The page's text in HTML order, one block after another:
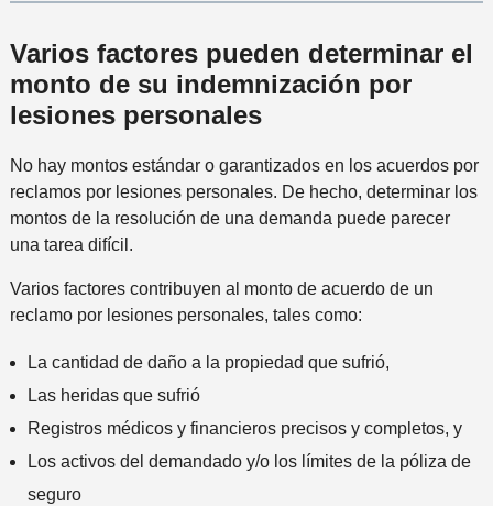
Varios factores pueden determinar el
monto de su indemnización por
lesiones personales
No hay montos estándar o garantizados en los acuerdos por
reclamos por lesiones personales. De hecho, determinar los
montos de la resolución de una demanda puede parecer
una tarea difícil.
Varios factores contribuyen al monto de acuerdo de un
reclamo por lesiones personales, tales como:
La cantidad de daño a la propiedad que sufrió,
Las heridas que sufrió
Registros médicos y financieros precisos y completos, y
Los activos del demandado y/o los límites de la póliza de
seguro